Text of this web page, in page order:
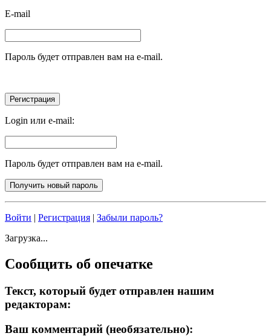
E-mail
Пароль будет отправлен вам на e-mail.
Login или e-mail:
Пароль будет отправлен вам на e-mail.
Войти | Регистрация | Забыли пароль?
Загрузка...
Сообщить об опечатке
Текст, который будет отправлен нашим
редакторам:
Ваш комментарий (необязательно):